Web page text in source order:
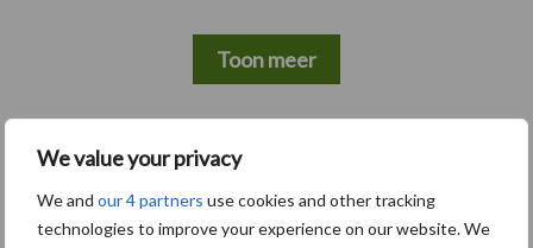
We value your privacy
We and our 4 partners use cookies and other tracking
technologies to improve your experience on our website. We
Primaire
Sidebar
Recent nieuws
6 aug "Hoge verwachtingen van schijven
Toon meer